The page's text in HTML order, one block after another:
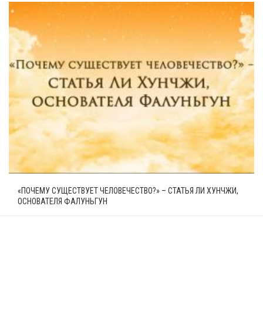
«ПОЧЕМУ СУЩЕСТВУЕТ ЧЕЛОВЕЧЕСТВО?» – СТАТЬЯ ЛИ ХУНЧЖИ,
ОСНОВАТЕЛЯ ФАЛУНЬГУН